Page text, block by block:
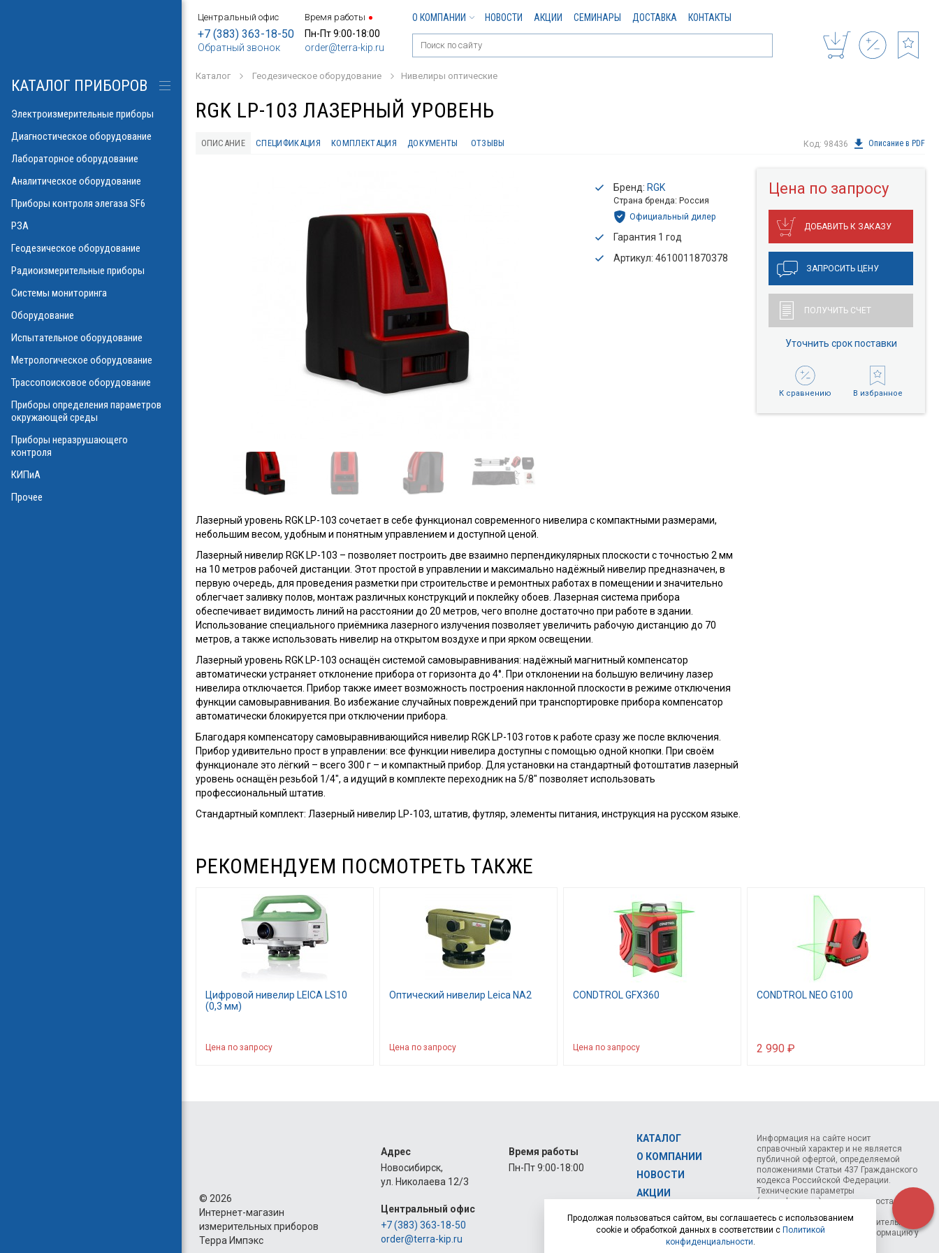
Центральный офис
+7 (383) 363-18-50
Обратный звонок
Время работы
Пн-Пт 9:00-18:00
order@terra-kip.ru
О КОМПАНИИ НОВОСТИ АКЦИИ СЕМИНАРЫ ДОСТАВКА КОНТАКТЫ
Каталог Геодезическое оборудование Нивелиры оптические
RGK LP-103 ЛАЗЕРНЫЙ УРОВЕНЬ
ОПИСАНИЕ СПЕЦИФИКАЦИЯ КОМПЛЕКТАЦИЯ ДОКУМЕНТЫ ОТЗЫВЫ Код: 98436 Описание в PDF
Бренд: RGK
Страна бренда: Россия
Официальный дилер
Гарантия 1 год
Артикул: 4610011870378
Лазерный уровень RGK LP-103 сочетает в себе функционал современного нивелира с компактными размерами,
небольшим весом, удобным и понятным управлением и доступной ценой.
Лазерный нивелир RGK LP-103 – позволяет построить две взаимно перпендикулярных плоскости с точностью 2 мм
на 10 метров рабочей дистанции. Этот простой в управлении и максимально надёжный нивелир предназначен, в
первую очередь, для проведения разметки при строительстве и ремонтных работах в помещении и значительно
облегчает заливку полов, монтаж различных конструкций и поклейку обоев. Лазерная система прибора
обеспечивает видимость линий на расстоянии до 20 метров, чего вполне достаточно при работе в здании.
Использование специального приёмника лазерного излучения позволяет увеличить рабочую дистанцию до 70
метров, а также использовать нивелир на открытом воздухе и при ярком освещении.
Лазерный уровень RGK LP-103 оснащён системой самовыравнивания: надёжный магнитный компенсатор
автоматически устраняет отклонение прибора от горизонта до 4°. При отклонении на большую величину лазер
нивелира отключается. Прибор также имеет возможность построения наклонной плоскости в режиме отключения
функции самовыравнивания. Во избежание случайных повреждений при транспортировке прибора компенсатор
автоматически блокируется при отключении прибора.
Благодаря компенсатору самовыравнивающийся нивелир RGK LP-103 готов к работе сразу же после включения.
Прибор удивительно прост в управлении: все функции нивелира доступны с помощью одной кнопки. При своём
функционале это лёгкий – всего 300 г – и компактный прибор. Для установки на стандартный фотоштатив лазерный
уровень оснащён резьбой 1/4", а идущий в комплекте переходник на 5/8" позволяет использовать
профессиональный штатив.
Стандартный комплект: Лазерный нивелир LP-103, штатив, футляр, элементы питания, инструкция на русском языке.
Цена по запросу
ДОБАВИТЬ К ЗАКАЗУ
ЗАПРОСИТЬ ЦЕНУ
ПОЛУЧИТЬ СЧЕТ
Уточнить срок поставки
К сравнению В избранное
РЕКОМЕНДУЕМ ПОСМОТРЕТЬ ТАКЖЕ
Цифровой нивелир LEICA LS10
(0,3 мм)
Цена по запросу
Оптический нивелир Leica NA2
Цена по запросу
CONDTROL GFX360
Цена по запросу
CONDTROL NEO G100
2 990 ₽
© 2026
Интернет-магазин
измерительных приборов
Терра Импэкс
Адрес
Новосибирск,
ул. Николаева 12/3
Время работы
Пн-Пт 9:00-18:00
Центральный офис
+7 (383) 363-18-50
order@terra-kip.ru
КАТАЛОГ
О КОМПАНИИ
НОВОСТИ
АКЦИИ
КОНТАКТЫ
Информация на сайте носит
справочный характер и не является
публичной офертой, определяемой
положениями Статьи 437 Гражданского
кодекса Российской Федерации.
Технические параметры
(спецификация) и комплект поставки
производителем без предварительного
уведомления. Уточняйте информацию у
КАТАЛОГ ПРИБОРОВ
Электроизмерительные приборы
Диагностическое оборудование
Лабораторное оборудование
Аналитическое оборудование
Приборы контроля элегаза SF6
РЗА
Геодезическое оборудование
Радиоизмерительные приборы
Системы мониторинга
Оборудование
Испытательное оборудование
Метрологическое оборудование
Трассопоисковое оборудование
Приборы определения параметров
окружающей среды
Приборы неразрушающего
контроля
КИПиА
Прочее
ноль
УФ)
инверсионной
элегаза
потерь\
и влажности
газов в масле
оборудования
масле
линий
потоков
физических
РПН
Продолжая пользоваться сайтом, вы соглашаетесь с использованием
cookie и обработкой данных в соответствии с Политикой
конфиденциальности.